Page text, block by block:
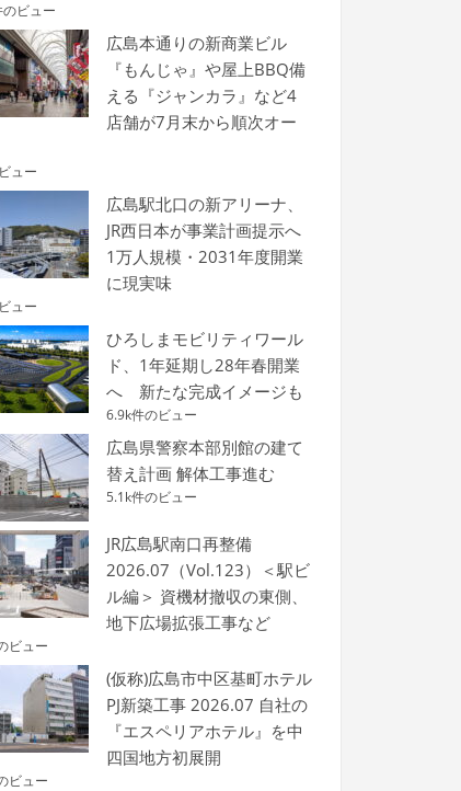
ビュー
広島本通りの新商業ビル
『もんじゃ』や屋上BBQ備
える『ジャンカラ』など4
店舗が7月末から順次オー
ュー
広島駅北口の新アリーナ、
JR西日本が事業計画提示へ
1万人規模・2031年度開業
に現実味
ュー
ひろしまモビリティワール
ド、1年延期し28年春開業
へ 新たな完成イメージも
6.9k件のビュー
広島県警察本部別館の建て
替え計画 解体工事進む
5.1k件のビュー
JR広島駅南口再整備
2026.07（Vol.123）＜駅ビ
ル編＞ 資機材撤収の東側、
地下広場拡張工事など
ビュー
(仮称)広島市中区基町ホテル
PJ新築工事 2026.07 自社の
『エスペリアホテル』を中
四国地方初展開
ビュー